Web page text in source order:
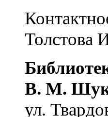
Толстова
В. М.
ул.